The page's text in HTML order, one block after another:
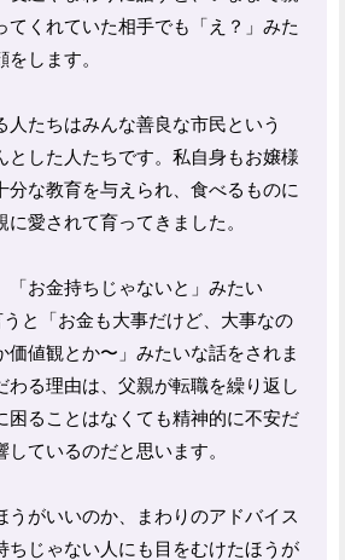
てくれていた相手でも「え？」みた
します。
人たちはみんな善良な市民という
とした人たちです。私自身もお嬢様
分な教育を与えられ、食べるものに
愛されて育ってきました。
「お金持ちじゃないと」みたい
うと「お金も大事だけど、大事なの
価値観とか〜」みたいな話をされま
わる理由は、父親が転職を繰り返し
困ることはなくても精神的に不安だ
ているのだと思います。
うがいいのか、まわりのアドバイス
ちじゃない人にも目をむけたほうが